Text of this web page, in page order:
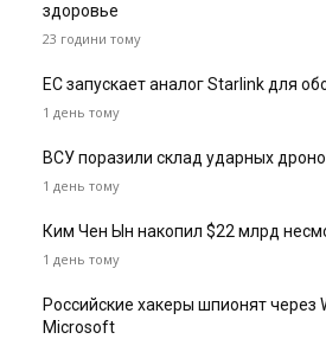
здоровье
23 години тому
ЕС запускает аналог Starlink для
1 день тому
ВСУ поразили склад ударных
1 день тому
Ким Чен Ын накопил $22 млрд
1 день тому
Российские хакеры шпионят через
Microsoft